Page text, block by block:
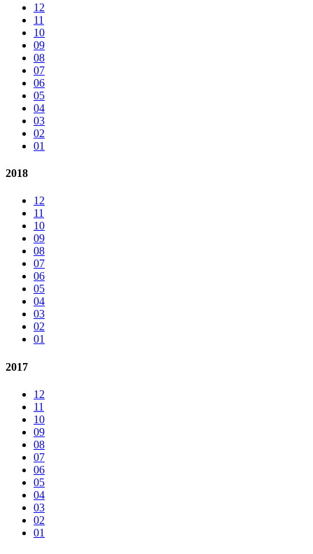
12
11
10
09
08
07
06
05
04
03
02
01
2018
12
11
10
09
08
07
06
05
04
03
02
01
2017
12
11
10
09
08
07
06
05
04
03
02
01